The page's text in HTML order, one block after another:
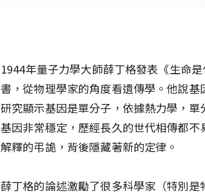
1944年量子力學大師薛丁格發表《生命
書，從物理學家的角度看遺傳學。他說
研究顯示基因是單分子，依據熱力學，
基因非常穩定，歷經長久的世代相傳都
解釋的弔詭，背後隱藏著新的定律。
薛丁格的論述激勵了很多科學家（特別